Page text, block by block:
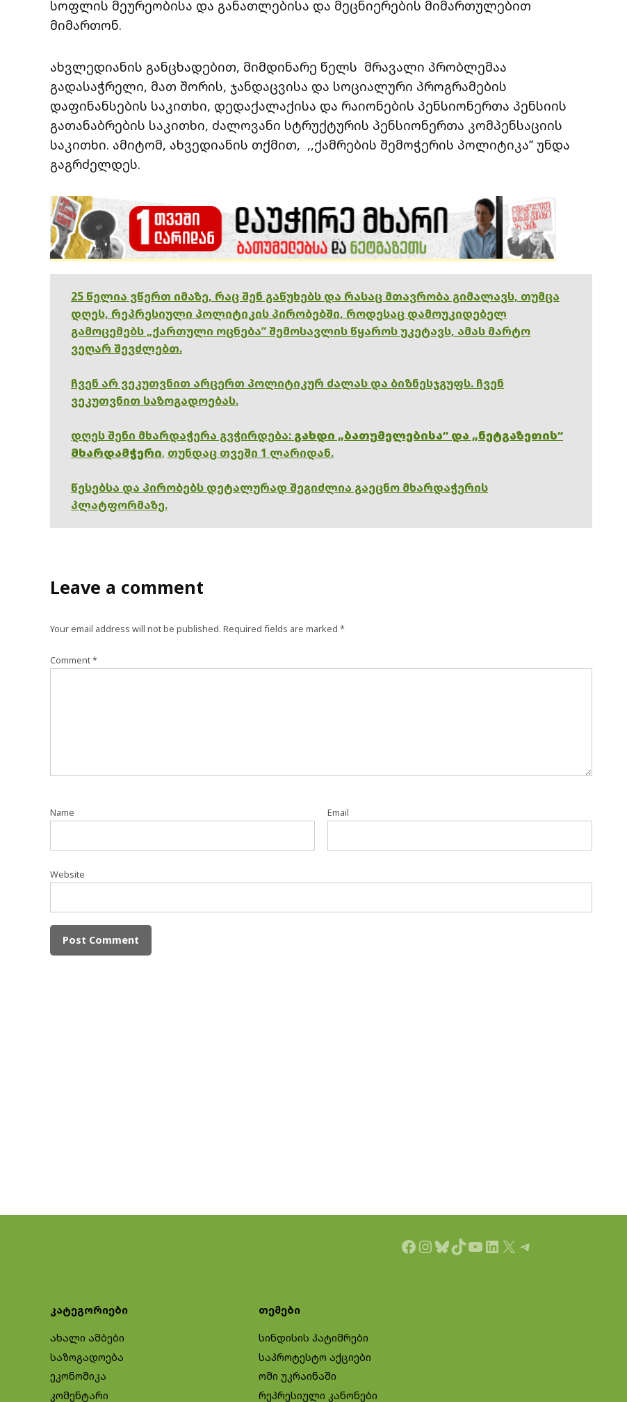
სოფლის მეურეობისა და განათლებისა და მეცნიერების მიმართულებით
მიმართონ.
ახვლედიანის განცხადებით, მიმდინარე წელს მრავალი პრობლემაა
გადასაჭრელი, მათ შორის, ჯანდაცვისა და სოციალური პროგრამების
დაფინანსების საკითხი, დედაქალაქისა და რაიონების პენსიონერთა პენსიის
გათანაბრების საკითხი, ძალოვანი სტრუქტურის პენსიონერთა კომპენსაციის
საკითხი. ამიტომ, ახვედიანის თქმით, ,,ქამრების შემოჭერის პოლიტიკა’’ უნდა
გაგრძელდეს.
25 წელია ვწერთ იმაზე, რაც შენ გაწუხებს და რასაც მთავრობა გიმალავს, თუმცა
დღეს, რეპრესიული პოლიტიკის პირობებში, როდესაც დამოუკიდებელ
გამოცემებს „ქართული ოცნება“ შემოსავლის წყაროს უკეტავს, ამას მარტო
ვეღარ შევძლებთ.
ჩვენ არ ვეკუთვნით არცერთ პოლიტიკურ ძალას და ბიზნესჯგუფს. ჩვენ
ვეკუთვნით საზოგადოებას.
დღეს შენი მხარდაჭერა გვჭირდება: გახდი „ბათუმელებისა“ და „ნეტგაზეთის“
მხარდამჭერი, თუნდაც თვეში 1 ლარიდან.
წესებსა და პირობებს დეტალურად შეგიძლია გაეცნო მხარდაჭერის
პლატფორმაზე.
Leave a comment
Your email address will not be published. Required fields are marked *
Comment*
Name Email
Website
Facebook
Instagram
Bluesky
TikTok
YouTube
LinkedIn
X Telegram
კატეგორიები
ახალი ამბები
საზოგადოება
ეკონომიკა
კომენტარი
თემები
სინდისის პატიმრები
საპროტესტო აქციები
ომი უკრაინაში
რეპრესიული კანონები